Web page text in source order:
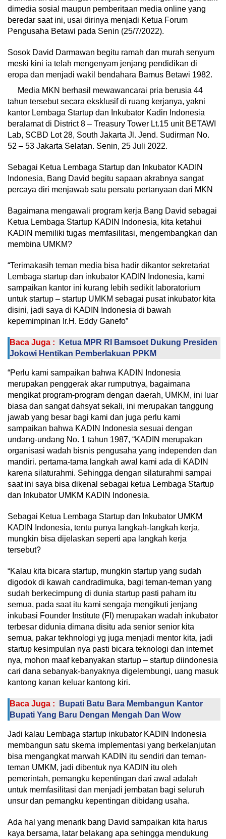
dimedia sosial maupun pemberitaan media online yang
beredar saat ini, usai dirinya menjadi Ketua Forum
Pengusaha Betawi pada Senin (25/7/2022).
Sosok David Darmawan begitu ramah dan murah senyum
meski kini ia telah mengenyam jenjang pendidikan di
eropa dan menjadi wakil bendahara Bamus Betawi 1982.
Media MKN berhasil mewawancarai pria berusia 44
tahun tersebut secara eksklusif di ruang kerjanya, yakni
kantor Lembaga Startup dan Inkubator Kadin Indonesia
beralamat di District 8 – Treasury Tower Lt.15 unit BETAWI
Lab, SCBD Lot 28, South Jakarta Jl. Jend. Sudirman No.
52 – 53 Jakarta Selatan. Senin, 25 Juli 2022.
Sebagai Ketua Lembaga Startup dan Inkubator KADIN
Indonesia, Bang David begitu sapaan akrabnya sangat
percaya diri menjawab satu persatu pertanyaan dari MKN
Bagaimana mengawali program kerja Bang David sebagai
Ketua Lembaga Startup KADIN Indonesia, kita ketahui
KADIN memiliki tugas memfasilitasi, mengembangkan dan
membina UMKM?
“Terimakasih teman media bisa hadir dikantor sekretariat
Lembaga startup dan inkubator KADIN Indonesia, kami
sampaikan kantor ini kurang lebih sedikit laboratorium
untuk startup – startup UMKM sebagai pusat inkubator kita
disini, jadi saya di KADIN Indonesia di bawah
kepemimpinan Ir.H. Eddy Ganefo”
Baca Juga :
Ketua MPR RI Bamsoet Dukung Presiden
Jokowi Hentikan Pemberlakuan PPKM
“Perlu kami sampaikan bahwa KADIN Indonesia
merupakan penggerak akar rumputnya, bagaimana
mengikat program-program dengan daerah, UMKM, ini luar
biasa dan sangat dahsyat sekali, ini merupakan tanggung
jawab yang besar bagi kami dan juga perlu kami
sampaikan bahwa KADIN Indonesia sesuai dengan
undang-undang No. 1 tahun 1987, “KADIN merupakan
organisasi wadah bisnis pengusaha yang independen dan
mandiri. pertama-tama langkah awal kami ada di KADIN
karena silaturahmi. Sehingga dengan silaturahmi sampai
saat ini saya bisa dikenal sebagai ketua Lembaga Startup
dan Inkubator UMKM KADIN Indonesia.
Sebagai Ketua Lembaga Startup dan Inkubator UMKM
KADIN Indonesia, tentu punya langkah-langkah kerja,
mungkin bisa dijelaskan seperti apa langkah kerja
tersebut?
“Kalau kita bicara startup, mungkin startup yang sudah
digodok di kawah candradimuka, bagi teman-teman yang
sudah berkecimpung di dunia startup pasti paham itu
semua, pada saat itu kami sengaja mengikuti jenjang
inkubasi Founder Institute (FI) merupakan wadah inkubator
terbesar didunia dimana disitu ada senior senior kita
semua, pakar tekhnologi yg juga menjadi mentor kita, jadi
startup kesimpulan nya pasti bicara teknologi dan internet
nya, mohon maaf kebanyakan startup – startup diindonesia
cari dana sebanyak-banyaknya digelembungi, uang masuk
kantong kanan keluar kantong kiri.
Baca Juga :
Bupati Batu Bara Membangun Kantor
Bupati Yang Baru Dengan Mengah Dan Wow
Jadi kalau Lembaga startup inkubator KADIN Indonesia
membangun satu skema implementasi yang berkelanjutan
bisa mengangkat marwah KADIN itu sendiri dan teman-
teman UMKM, jadi dibentuk nya KADIN itu oleh
pemerintah, pemangku kepentingan dari awal adalah
untuk memfasilitasi dan menjadi jembatan bagi seluruh
unsur dan pemangku kepentingan dibidang usaha.
Ada hal yang menarik bang David sampaikan kita harus
kaya bersama, latar belakang apa sehingga mendukung